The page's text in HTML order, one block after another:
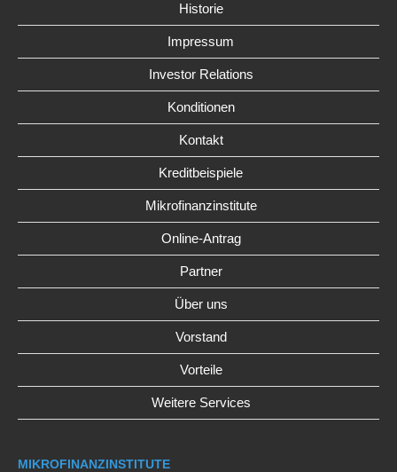
Historie
Impressum
Investor Relations
Konditionen
Kontakt
Kreditbeispiele
Mikrofinanzinstitute
Online-Antrag
Partner
Über uns
Vorstand
Vorteile
Weitere Services
MIKROFINANZINSTITUTE